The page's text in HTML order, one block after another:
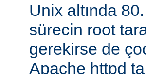
Unix altında
sürecin root
gerekirse de
Apache httpd